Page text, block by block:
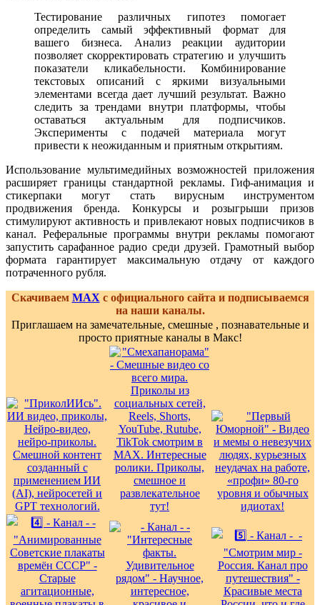
Тестирование различных гипотез помогает
определить самый эффективный формат для
вашего бизнеса. Анализ реакции аудитории
позволяет скорректировать стратегию и улучшить
показатели кликабельности. Комбинирование
текстовых описаний с яркими визуальными
элементами всегда дает лучший результат. Важно
следить за трендами внутри платформы, чтобы
оставаться актуальным для подписчиков.
Эксперименты с подачей материала могут
привести к неожиданным и приятным открытиям.
Использование мультимедийных возможностей приложения
расширяет границы стандартной рекламы. Гиф-анимация и
стикерпаки могут стать вирусным инструментом
продвижения бренда. Конкурсы и розыгрыши призов
стимулируют активность и привлекают новых подписчиков в
канал. Реферальные программы внутри рекламы помогают
запустить сарафанное радио среди друзей. Грамотный выбор
формата гарантирует максимальную отдачу от каждого
потраченного рубля.
Скачиваем MAXс официального сайта и подписываемся
на наши каналы.
Приглашаем на замечательные, смешные , познавательные и
просто приятные каналы в Макс!